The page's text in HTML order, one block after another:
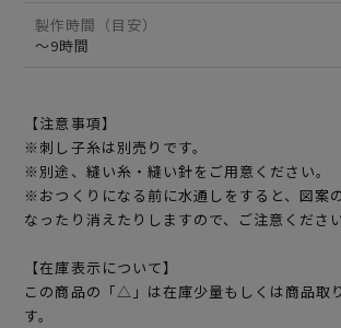
製作時間（目安）
～9時間
【注意事項】
※刺し子糸は別売りです。
※別途、縫い糸・縫い針をご用意ください。
※おつくりになる前に水通しをすると、図案
なったり消えたりしますので、ご注意ください
【在庫表示について】
この商品の「△」は在庫少量もしくは商品取
す。